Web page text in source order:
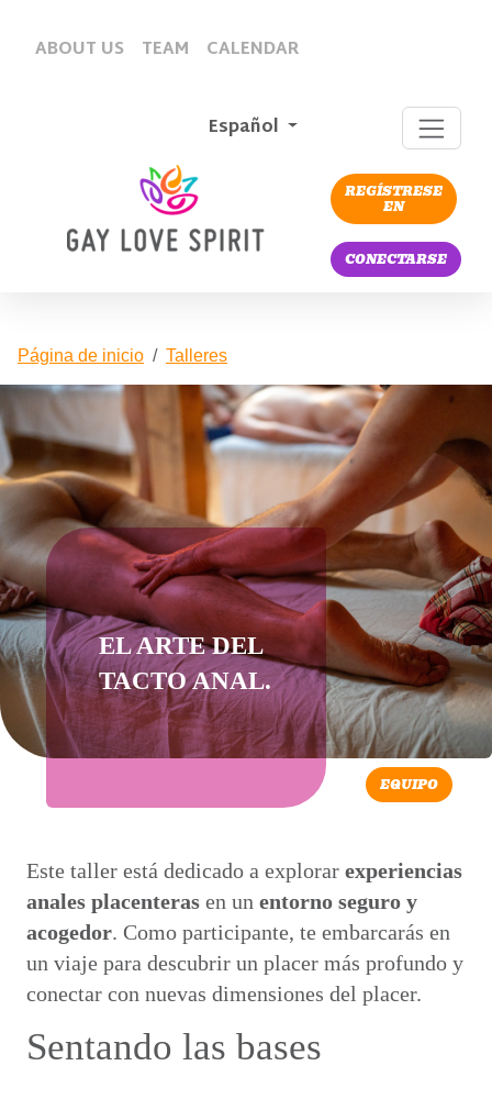
ABOUT US TEAM CALENDAR
Español
REGÍSTRESE
EN
CONECTARSE
Página de inicio Talleres
EL ARTE DEL
TACTO ANAL.
EQUIPO
Este taller está dedicado a explorar experiencias
anales placenteras en un entorno seguro y
acogedor. Como participante, te embarcarás en
un viaje para descubrir un placer más profundo y
conectar con nuevas dimensiones del placer.
Sentando las bases